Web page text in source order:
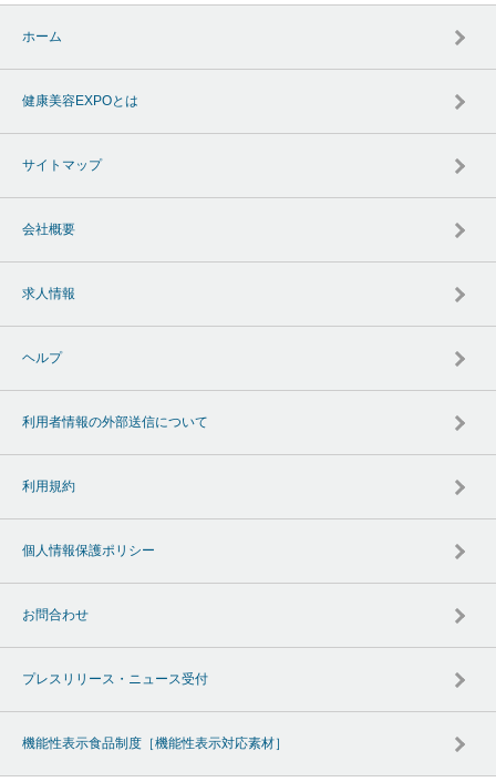
ホーム
健康美容EXPOとは
サイトマップ
会社概要
求人情報
ヘルプ
利用者情報の外部送信について
利用規約
個人情報保護ポリシー
お問合わせ
プレスリリース・ニュース受付
機能性表示食品制度［機能性表示対応素材］